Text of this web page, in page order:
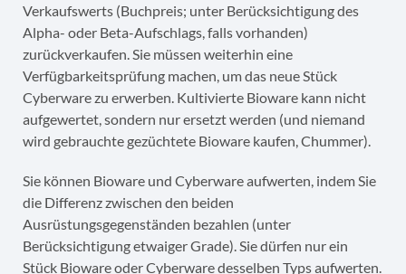
Verkaufswerts (Buchpreis; unter Berücksichtigung des
Alpha- oder Beta-Aufschlags, falls vorhanden)
zurückverkaufen. Sie müssen weiterhin eine
Verfügbarkeitsprüfung machen, um das neue Stück
Cyberware zu erwerben. Kultivierte Bioware kann nicht
aufgewertet, sondern nur ersetzt werden (und niemand
wird gebrauchte gezüchtete Bioware kaufen, Chummer).
Sie können Bioware und Cyberware aufwerten, indem Sie
die Differenz zwischen den beiden
Ausrüstungsgegenständen bezahlen (unter
Berücksichtigung etwaiger Grade). Sie dürfen nur ein
Stück Bioware oder Cyberware desselben Typs aufwerten.